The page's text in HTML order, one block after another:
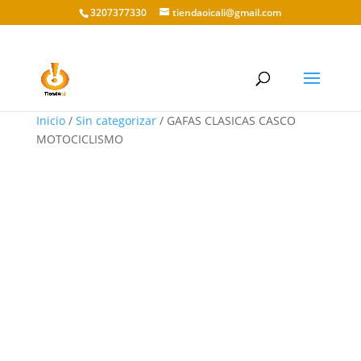
3207377330 tiendaoicali@gmail.com
Inicio/ Sin categorizar/ GAFAS CLASICAS CASCO
MOTOCICLISMO